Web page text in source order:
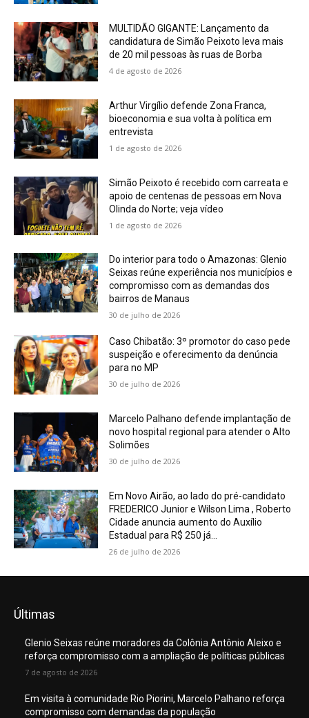
MULTIDÃO GIGANTE: Lançamento da
candidatura de Simão Peixoto leva mais
de 20 mil pessoas às ruas de Borba
4 de agosto de 2026
Arthur Virgílio defende Zona Franca,
bioeconomia e sua volta à política em
entrevista
1 de agosto de 2026
Simão Peixoto é recebido com carreata e
apoio de centenas de pessoas em Nova
Olinda do Norte; veja vídeo
1 de agosto de 2026
Do interior para todo o Amazonas: Glenio
Seixas reúne experiência nos municípios e
compromisso com as demandas dos
bairros de Manaus
30 de julho de 2026
Caso Chibatão: 3º promotor do caso pede
suspeição e oferecimento da denúncia
para no MP
30 de julho de 2026
Marcelo Palhano defende implantação de
novo hospital regional para atender o Alto
Solimões
30 de julho de 2026
Em Novo Airão, ao lado do pré-candidato
FREDERICO Junior e Wilson Lima , Roberto
Cidade anuncia aumento do Auxílio
Estadual para R$ 250 já...
26 de julho de 2026
Últimas
Glenio Seixas reúne moradores da Colônia Antônio Aleixo e
reforça compromisso com a ampliação de políticas públicas
7 de agosto de 2026
Em visita à comunidade Rio Piorini, Marcelo Palhano reforça
compromisso com demandas da população